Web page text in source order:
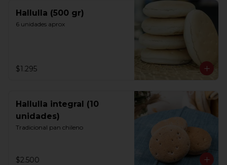
Hallulla (500 gr)
6 unidades aprox
$1.295
Hallulla integral (10
unidades)
Tradicional pan chileno
$2.500